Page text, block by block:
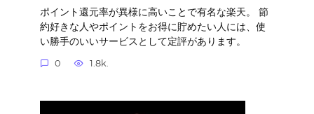
ポイント還元率が異様に高いことで有名な楽天。 節
約好きな人やポイントをお得に貯めたい人には、使
い勝手のいいサービスとして定評があります。
0 1.8k.